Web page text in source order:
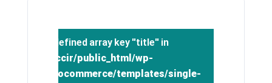
: Undefined array key "title" in
/home/inccir/public_html/wp-
plugins/woocommerce/templates/single-